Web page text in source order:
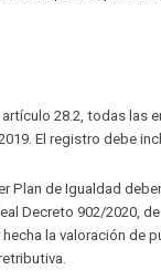
28.2, todas las
El registro debe
de Igualdad
Decreto 902/2020,
la valoración